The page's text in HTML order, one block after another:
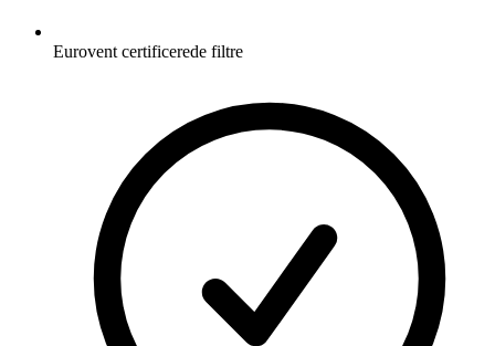
Eurovent certificerede filtre